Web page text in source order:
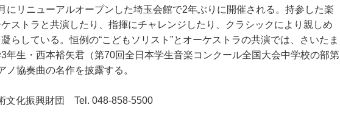
にリニューアルオープンした埼玉会館で2年ぶりに開催される。持参した楽
ストラと共演したり、指揮にチャレンジしたり、クラシックにより親しめ
らしている。恒例の“こどもソリスト”とオーケストラの共演では、さいたま
年生・西本裕矢君（第70回全日本学生音楽コンクール全国大会中学校の部第
ノ協奏曲の名作を披露する。
文化振興財団 Tel. 048-858-5500